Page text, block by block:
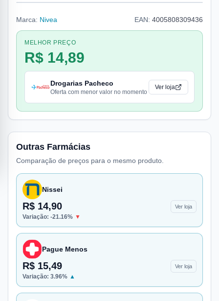
Marca: Nivea EAN: 4005808309436
MELHOR PREÇO
R$ 14,89
Drogarias Pacheco
Oferta com menor valor no momento
Ver loja
Outras Farmácias
Comparação de preços para o mesmo produto.
Nissei
R$ 14,90 Ver loja
Variação: -21.16% ▼
Pague Menos
R$ 15,49 Ver loja
Variação: 3.96% ▲